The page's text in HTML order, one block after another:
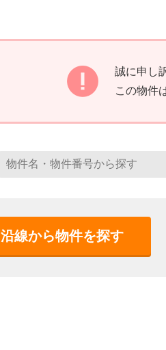
誠に申し
この物件
沿線から物件を探す